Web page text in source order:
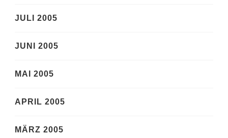
JULI 2005
JUNI 2005
MAI 2005
APRIL 2005
MÄRZ 2005